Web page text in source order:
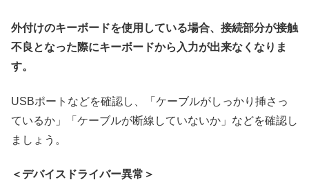
外付けのキーボードを使用している場合、接続部分が接触
不良となった際にキーボードから入力が出来なくなりま
す。
USBポートなどを確認し、「ケーブルがしっかり挿さっ
ているか」「ケーブルが断線していないか」などを確認し
ましょう。
＜デバイスドライバー異常＞